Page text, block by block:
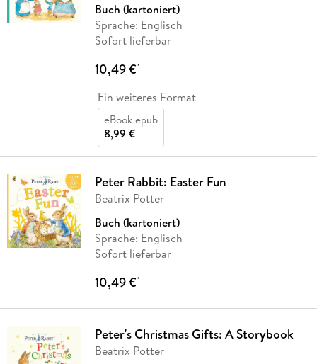
Buch (kartoniert)
Sprache: Englisch
Sofort lieferbar
10,49 €*
Ein weiteres Format
eBook epub
8,99 €
Peter Rabbit: Easter Fun
Beatrix Potter
Buch (kartoniert)
Sprache: Englisch
Sofort lieferbar
10,49 €*
Peter's Christmas Gifts: A Storybook
Beatrix Potter